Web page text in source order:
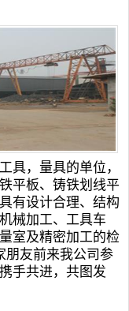
具，量具的单位，
平板、 铸铁划线平
有设计合理、结构
械加工、工具车
室及精密加工的检
朋友前来我公司参
手共进，共图发